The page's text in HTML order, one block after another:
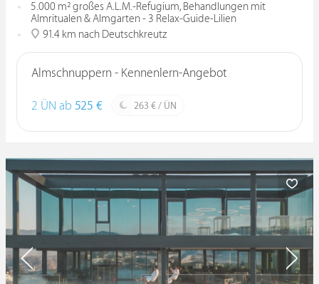
5.000 m² großes A.L.M.-Refugium, Behandlungen mit
Almritualen & Almgarten - 3 Relax-Guide-Lilien
91.4 km nach Deutschkreutz
Almschnuppern - Kennenlern-Angebot
2 ÜN ab 525 € 263 € / ÜN